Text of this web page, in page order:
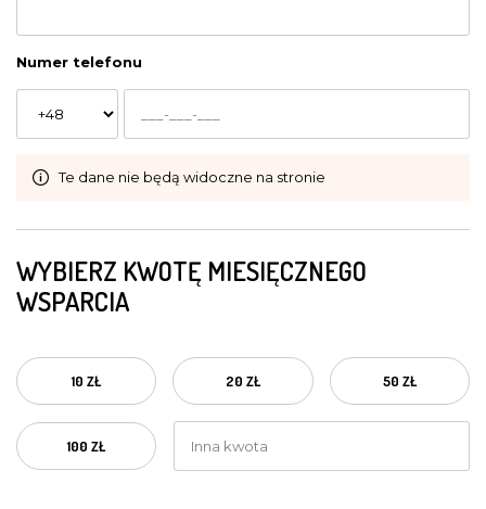
Numer telefonu
Te dane nie będą widoczne na stronie
WYBIERZ KWOTĘ MIESIĘCZNEGO
WSPARCIA
10 ZŁ 20 ZŁ 50 ZŁ
100 ZŁ